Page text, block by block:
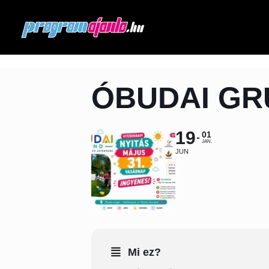
ÓBUDAI
19
JUN
01
JAN.
Mi ez?